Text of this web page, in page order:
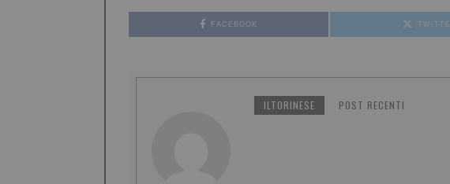
FACEBOOK
ILTORINESE POST RECENTI